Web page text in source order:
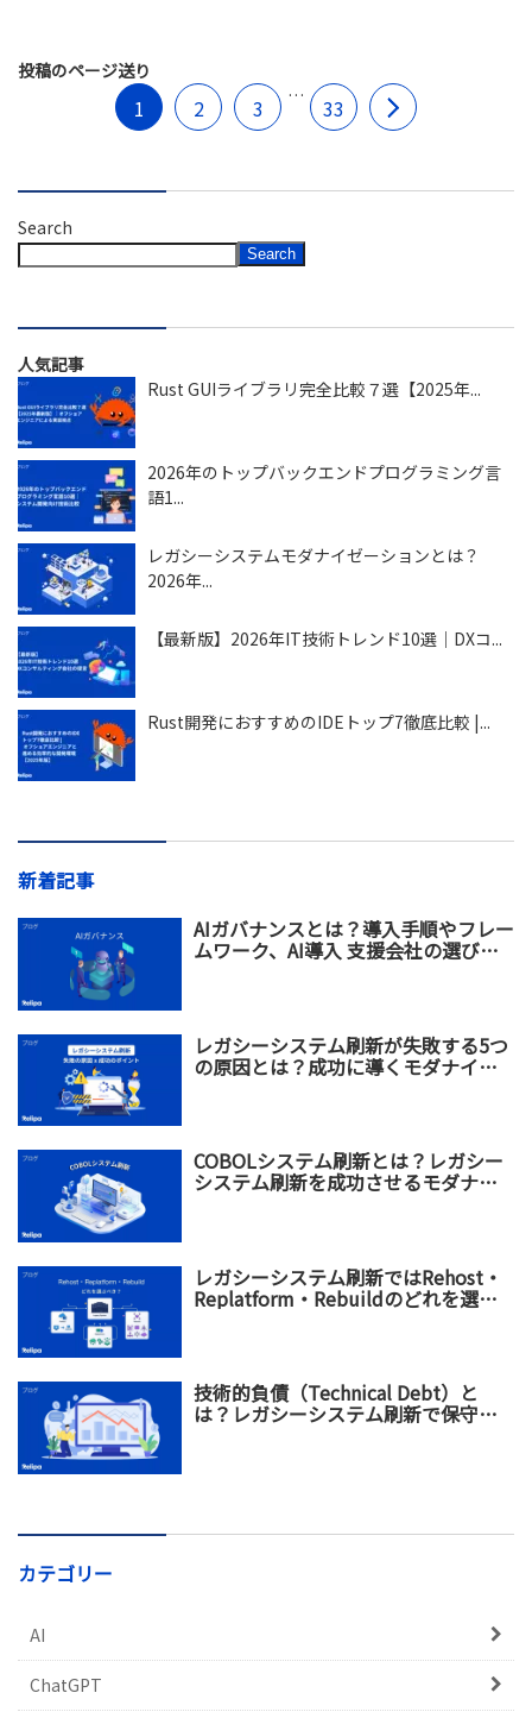
投稿のページ送り
1 2 3 … 33
Search
Search
人気記事
Rust GUIライブラリ完全比較７選【2025年...
2026年のトップバックエンドプログラミング言
語1...
レガシーシステムモダナイゼーションとは？
2026年...
【最新版】2026年IT技術トレンド10選｜DXコ...
Rust開発におすすめのIDEトップ7徹底比較 |...
新着記事
AIガバナンスとは？導入手順やフレー
ムワーク、AI導入 支援会社の選び方
レガシーシステム刷新が失敗する5つ
の原因とは？成功に導くモダナイゼ
COBOLシステム刷新とは？レガシー
システム刷新を成功させるモダナイ
レガシーシステム刷新ではRehost・
Replatform・Rebuildのどれを選ぶ
技術的負債（Technical Debt）と
は？レガシーシステム刷新で保守コ
カテゴリー
AI
ChatGPT